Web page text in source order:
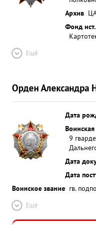
Архив
Фонд
Ещё
Орден Александра
Дата
Воинская
9
Дата
Дата
Воинское звание гв.
Ещё